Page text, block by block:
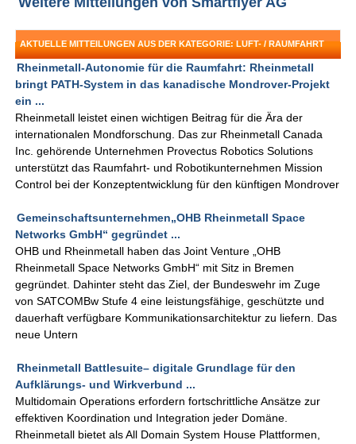
AKTUELLE MITTEILUNGEN AUS DER KATEGORIE: LUFT- / RAUMFAHRT
Rheinmetall-Autonomie für die Raumfahrt: Rheinmetall
bringt PATH-System in das kanadische Mondrover-Projekt
ein ...
Rheinmetall leistet einen wichtigen Beitrag für die Ära der
internationalen Mondforschung. Das zur Rheinmetall Canada
Inc. gehörende Unternehmen Provectus Robotics Solutions
unterstützt das Raumfahrt- und Robotikunternehmen Mission
Control bei der Konzeptentwicklung für den künftigen Mondrover
Gemeinschaftsunternehmen„OHB Rheinmetall Space
Networks GmbH“ gegründet ...
OHB und Rheinmetall haben das Joint Venture „OHB
Rheinmetall Space Networks GmbH“ mit Sitz in Bremen
gegründet. Dahinter steht das Ziel, der Bundeswehr im Zuge
von SATCOMBw Stufe 4 eine leistungsfähige, geschützte und
dauerhaft verfügbare Kommunikationsarchitektur zu liefern. Das
neue Untern
Rheinmetall Battlesuite– digitale Grundlage für den
Aufklärungs- und Wirkverbund ...
Multidomain Operations erfordern fortschrittliche Ansätze zur
effektiven Koordination und Integration jeder Domäne.
Rheinmetall bietet als All Domain System House Plattformen,